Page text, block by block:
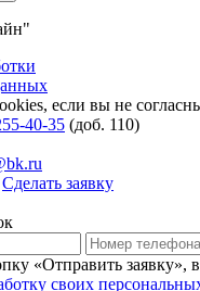
если вы не
40-35 (доб. 110)
Сделать заявку
«Отправить заявку»,
своих